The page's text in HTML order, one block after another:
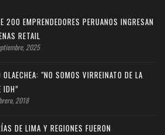
200 EMPRENDEDORES PERUANOS INGRESAN
RETAIL
2025
OLAECHEA: "NO SOMOS VIRREINATO DE LA
IDH”
2018
DE LIMA Y REGIONES FUERON